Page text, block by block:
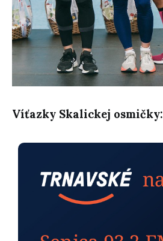
Víťazky Skalickej osmičky: